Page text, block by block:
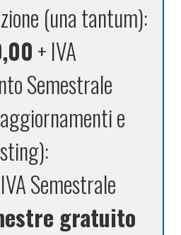
(una tantum):
+ IVA
Semestrale
e
Semestrale
gratuito